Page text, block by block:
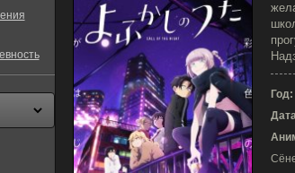
Год: